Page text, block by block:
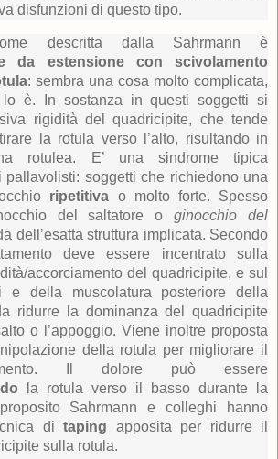
disfunzioni di questo tipo.
descritta dalla Sahrmann è
da estensione con scivolamento
: sembra una cosa molto complicata,
è. In sostanza in questi soggetti si
rigidità del quadricipite, che tende
la rotula verso l’alto, risultando in
rotulea. E’ una sindrome tipica
soggetti che richiedono una
ripetitiva o molto forte. Spesso
del saltatore oginocchio del
dell’esatta struttura implicata. Secondo
deve essere incentrato sulla
accorciamento del quadricipite, e sul
e della muscolatura posteriore della
ridurre la dominanza del quadricipite
o l’appoggio. Viene inoltre proposta
della rotula per migliorare il
Il dolore può essere
la rotula verso il basso durante la
Sahrmann e colleghi hanno
di taping apposita per ridurre il
sulla rotula.